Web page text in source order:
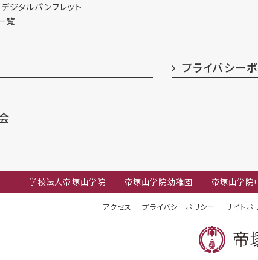
デジタルパンフレット
覧
プライバシー
学校法人帝塚山学院 帝塚山学院幼稚園 帝塚山学院
アクセス プライバシ―ポリシー サイトポ